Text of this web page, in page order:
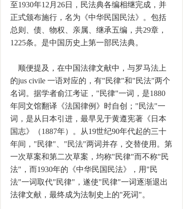
至1930年12月26日，民法典各编相继完成，并
正式颁布施行，名为《中华民国民法》。包括
总则、债、物权、亲属、继承五编，共29章，
1225条。是中国历史上第一部民法典。
顺便提及，在中国法律文献中，与罗马法上
的jus civile 一语对应的，有"民律"和"民法"两个
名词。据学者俞江考证，"民律"一词，是1880
年同文馆翻译《法国律例》时自创；"民法"一
词，是从日本引进，最早见于黄遵宪著《日本
国志》（1887年）。从19世纪90年代起的三十
年间，"民律"、"民法"两词并存，交替使用。第
一次草案和第二次草案，均称"民律"而不称"民
法"，而1930年的《中华民国民法》，用"民
法"一词取代"民律"，遂使"民律"一词逐渐退出
法律文献，最终成为法制史上的"死词"。